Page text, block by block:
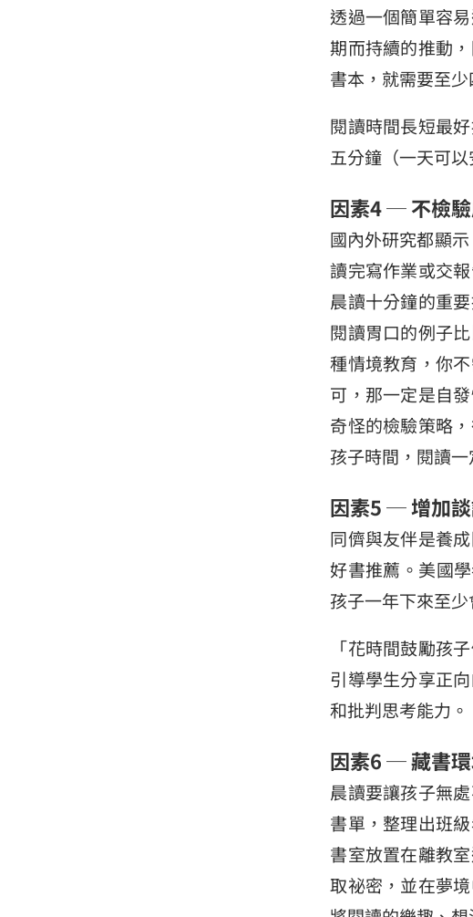
透過一個簡單容
期而持續的推動
書本，就需要至
閱讀時間長短最
五分鐘（一天可
因素4 ─ 不檢
國內外研究都顯
讀完寫作業或交
晨讀十分鐘的重
閱讀胃口的例子
種情境教育，你
可，那一定是自
奇怪的檢驗策略
孩子時間，閱讀
因素5 ─ 增加
同儕與友伴是養
好書推薦。美國
孩子一年下來至
「花時間鼓勵孩
引導學生分享正
和批判思考能力。
因素6 ─ 藏書
晨讀要讓孩子無
書單，整理出班
書室放置在離教
取祕密，並在夢